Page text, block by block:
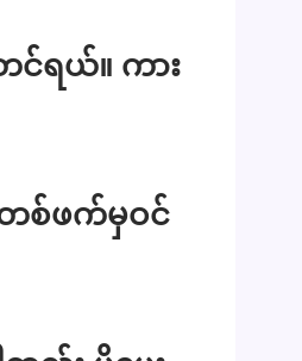
င်ရယ်။ ကား
တစ်ဖက်မှဝင်